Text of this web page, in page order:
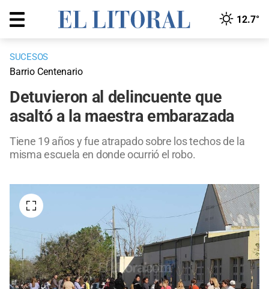
12.7°
SUCESOS
Barrio Centenario
Detuvieron al delincuente que
asaltó a la maestra embarazada
Tiene 19 años y fue atrapado sobre los techos de la
misma escuela en donde ocurrió el robo.